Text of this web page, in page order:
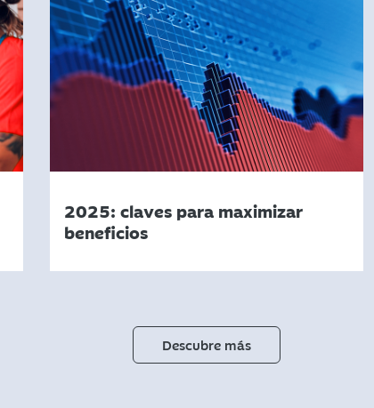
2025: claves para maximizar
beneficios
Descubre más